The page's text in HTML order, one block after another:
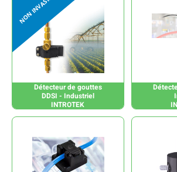
Détecteur de gouttes
DDSI - Industriel
INTROTEK